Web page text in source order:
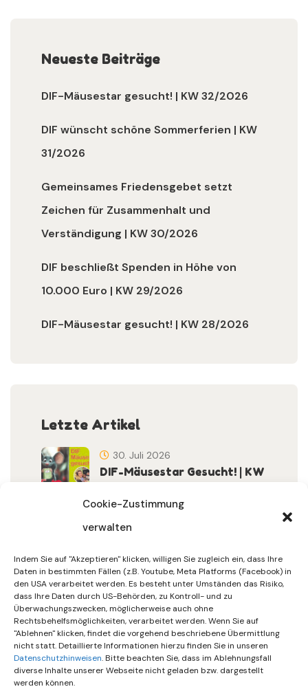
Cookie-Zustimmung
verwalten
Indem Sie auf "Akzeptieren" klicken, willigen Sie zugleich ein, dass Ihre
Daten in bestimmten Fällen (z.B. Youtube, Meta Platforms (Facebook) in
den USA verarbeitet werden. Es besteht unter Umständen das Risiko,
dass Ihre Daten durch US-Behörden, zu Kontroll- und zu
Überwachungszwecken, möglicherweise auch ohne
Rechtsbehelfsmöglichkeiten, verarbeitet werden. Wenn Sie auf
"Ablehnen" klicken, findet die vorgehend beschriebene Übermittlung
nicht statt. Detaillierte Informationen hierzu finden Sie in unseren
Datenschutzhinweisen. Bitte beachten Sie, dass im Ablehnungsfall
diverse Inhalte unserer Webseite nicht geladen bzw. dargestellt
werden können.
Neueste Beiträge
DIF-Mäusestar gesucht! | KW 32/2026
DIF wünscht schöne Sommerferien | KW
31/2026
Gemeinsames Friedensgebet setzt
Zeichen für Zusammenhalt und
Verständigung | KW 30/2026
DIF beschließt Spenden in Höhe von
10.000 Euro | KW 29/2026
DIF-Mäusestar gesucht! | KW 28/2026
Letzte Artikel
DIF-Mäusestar Gesucht! | KW
30. Juli 2026
Sommerferien | KW 31/…
30. Juli 2026
Gemeinsames Friedensgebet
Setzt Zeichen …
15. Juli 2026